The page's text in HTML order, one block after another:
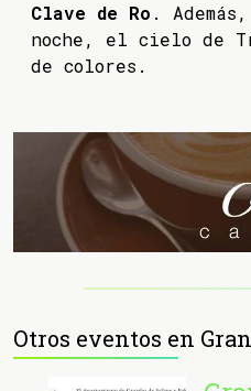
Clave de Ro .
noche, el cielo de
de colores.
Otros eventos en